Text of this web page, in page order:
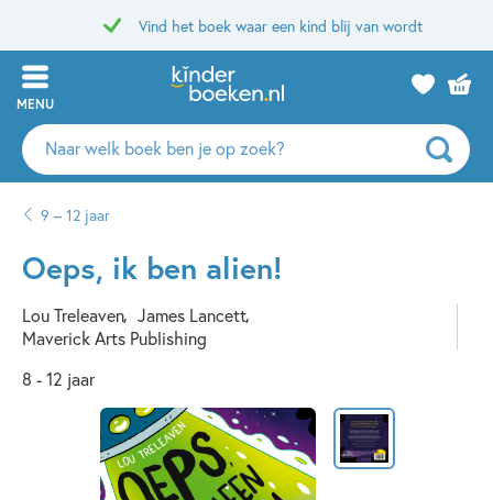
Vind het boek waar een kind blij van wordt
MENU
Zoeken
naar
auteurs
uitgevers
9 – 12 jaar
Oeps, ik ben alien!
Lou Treleaven James Lancett
Maverick Arts Publishing
8 - 12 jaar